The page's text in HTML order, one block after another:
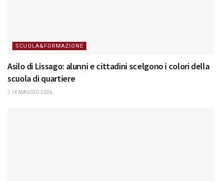
SCUOLA&FORMAZIONE
Asilo di Lissago: alunni e cittadini scelgono i colori della
scuola di quartiere
14 MAGGIO 2026